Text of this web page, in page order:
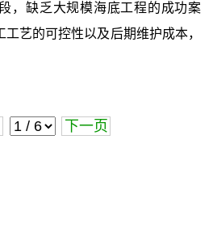
，缺乏大规模海底工程的成功案
艺的可控性以及后期维护成本，
下一页